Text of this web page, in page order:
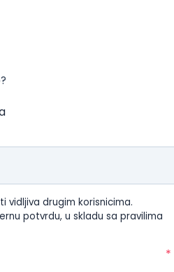
vidljiva drugim korisnicima.
potvrdu, u skladu sa pravilima
*